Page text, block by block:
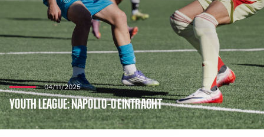
04/11/2025
YOUTH LEAGUE: NAPOLI 0-0 EINTRACHT